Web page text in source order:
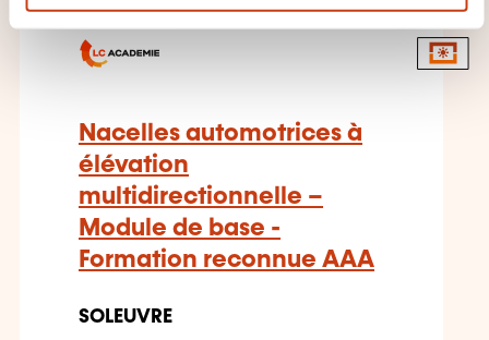
DE
Nacelles automotrices à
élévation
multidirectionnelle –
Module de base -
Formation reconnue AAA
SOLEUVRE